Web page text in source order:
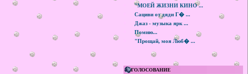
"МОЕЙ ЖИЗНИ КИНО ...
Сациви от дяди Г� ...
Джаз - музыка ярк ...
Помню...
"Прощай, моя Люб� ...
ГОЛОСОВАНИЕ